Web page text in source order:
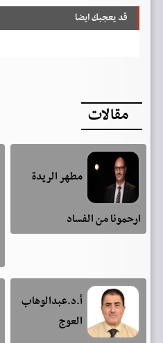
قد يعجبك ايضا
مقالات
مطهر الريدة
ارحمونا من الفساد
أ.د.عبدالوهاب
العوج